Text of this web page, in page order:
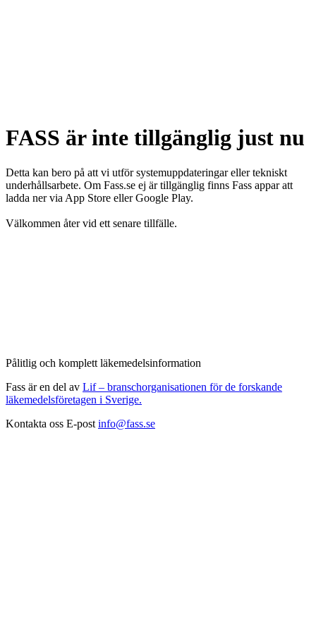
FASS är inte tillgänglig just nu
Detta kan bero på att vi utför systemuppdateringar eller tekniskt
underhållsarbete. Om Fass.se ej är tillgänglig finns Fass appar att
ladda ner via App Store eller Google Play.
Välkommen åter vid ett senare tillfälle.
Pålitlig och komplett läkemedelsinformation
Fass är en del av Lif – branschorganisationen för de forskande
läkemedelsföretagen i Sverige.
Kontakta oss E-post info@fass.se